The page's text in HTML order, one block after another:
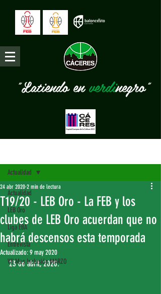
"Latiendo enverdinegro"
Actualidad
LEB Oro
Liga EBA
Entrevista
VII Mes Inclusión MARZO
Actualidad
T19/20 - LEB Oro - La FEB y los
clubes de LEB Oro acuerdan que no
habrá descensos esta temporada
24 abr 2020 2 min de lectura
Actualizado:9 may 2020
23 de abril, 2020.